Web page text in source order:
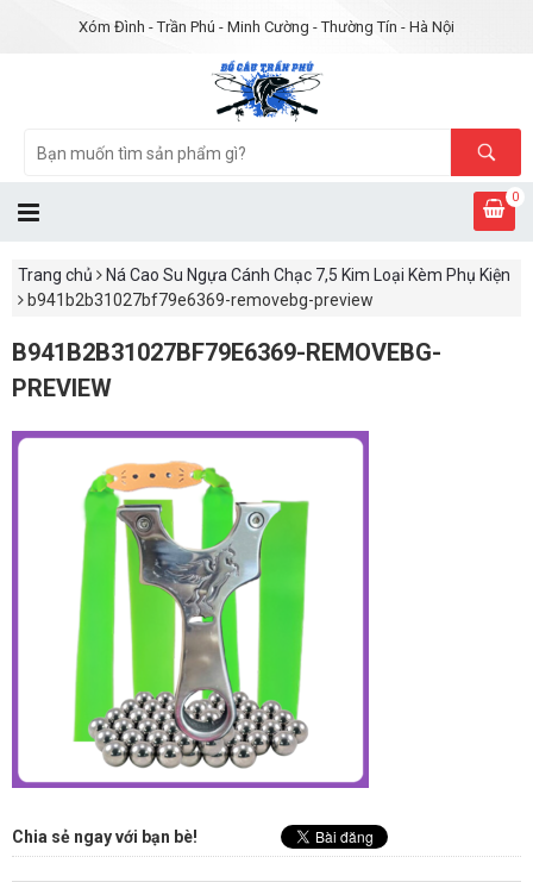
Xóm Đình - Trần Phú - Minh Cường - Thường Tín - Hà Nội
0
Trang chủ
Ná Cao Su Ngựa Cánh Chạc 7,5 Kim Loại Kèm Phụ Kiện
b941b2b31027bf79e6369-removebg-preview
B941B2B31027BF79E6369-REMOVEBG-
PREVIEW
Chia sẻ ngay với bạn bè!